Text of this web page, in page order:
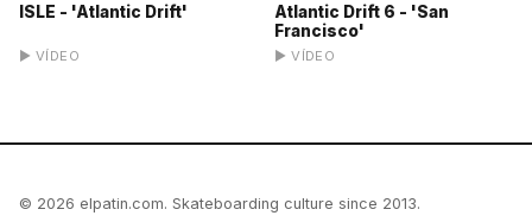
ISLE - 'Atlantic Drift'
▶ VÍDEO
Atlantic Drift 6 - 'San
Francisco'
▶ VÍDEO
© 2026 elpatin.com. Skateboarding culture since 2013.